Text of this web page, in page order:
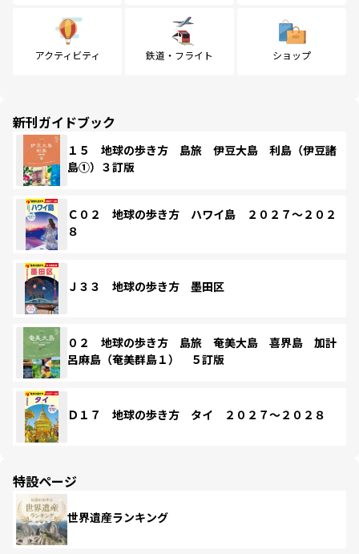
アクティビティ 鉄道・フライト ショップ
新刊ガイドブック
１５ 地球の歩き方 島旅 伊豆大島 利島（伊豆諸
島①）３訂版
Ｃ０２ 地球の歩き方 ハワイ島 ２０２７～２０２
８
Ｊ３３ 地球の歩き方 墨田区
０２ 地球の歩き方 島旅 奄美大島 喜界島 加計
呂麻島（奄美群島１） ５訂版
Ｄ１７ 地球の歩き方 タイ ２０２７～２０２８
特設ページ
世界遺産ランキング